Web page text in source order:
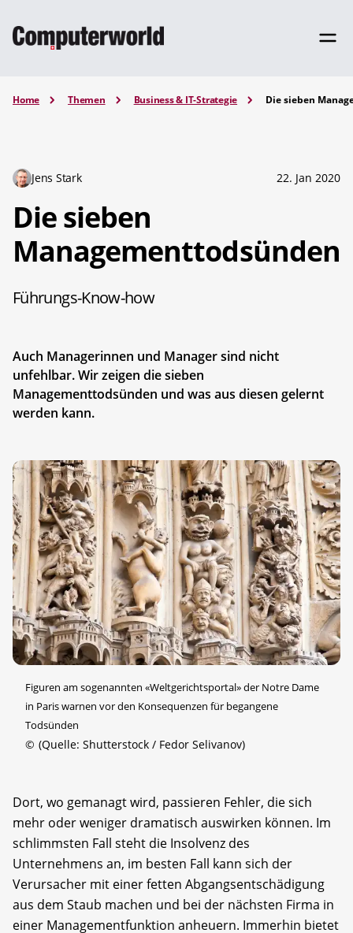
Home Themen Business & IT-Strategie Die sieben
Jens Stark 22. Jan 2020
Die sieben
Managementtodsünden
Führungs-Know-how
Auch Managerinnen und Manager sind nicht
unfehlbar. Wir zeigen die sieben
Managementtodsünden und was aus diesen gelernt
werden kann.
Figuren am sogenannten «Weltgerichtsportal» der Notre Dame
in Paris warnen vor den Konsequenzen für begangene
Todsünden
© (Quelle: Shutterstock / Fedor Selivanov)
Dort, wo gemanagt wird, passieren Fehler, die sich
mehr oder weniger dramatisch auswirken können. Im
schlimmsten Fall steht die Insolvenz des
Unternehmens an, im besten Fall kann sich der
Verursacher mit einer fetten Abgangsentschädigung
aus dem Staub machen und bei der nächsten Firma in
einer Managementfunktion anheuern. Immerhin bietet